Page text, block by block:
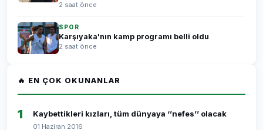
2 saat önce
SPOR
Karşıyaka'nın kamp programı belli oldu
2 saat önce
🔥 EN ÇOK OKUNANLAR
1 Kaybettikleri kızları, tüm dünyaya ‘’nefes’’ olacak
01 Haziran 2016